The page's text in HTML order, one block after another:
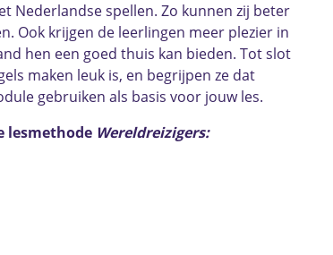
Nederlandse spellen. Zo kunnen zij beter
Ook krijgen de leerlingen meer plezier in
hen een goed thuis kan bieden. Tot slot
maken leuk is, en begrijpen ze dat
gebruiken als basis voor jouw les.
lesmethode Wereldreizigers: